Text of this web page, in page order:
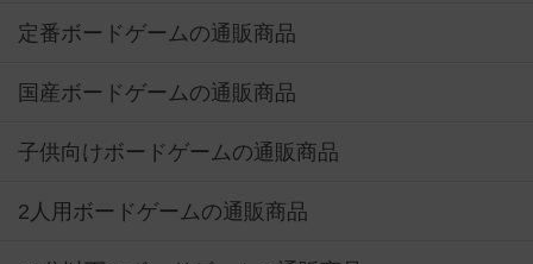
定番ボードゲームの通販商品
国産ボードゲームの通販商品
子供向けボードゲームの通販商品
2人用ボードゲームの通販商品